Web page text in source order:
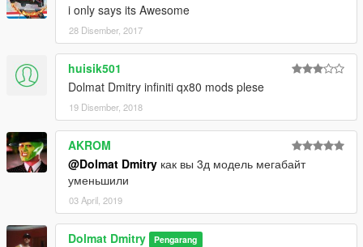
i only says its Awesome
28 Disember, 2017
huisik501
Dolmat Dmitry infiniti qx80 mods plese
19 Disember, 2018
AKROM
@Dolmat Dmitry как вы 3д модель мегабайт
уменьшили
03 April, 2019
Dolmat Dmitry Pengarang